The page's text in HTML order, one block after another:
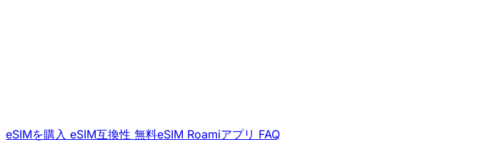
eSIMを購入 eSIM互換性 無料eSIM Roamiアプリ FAQ